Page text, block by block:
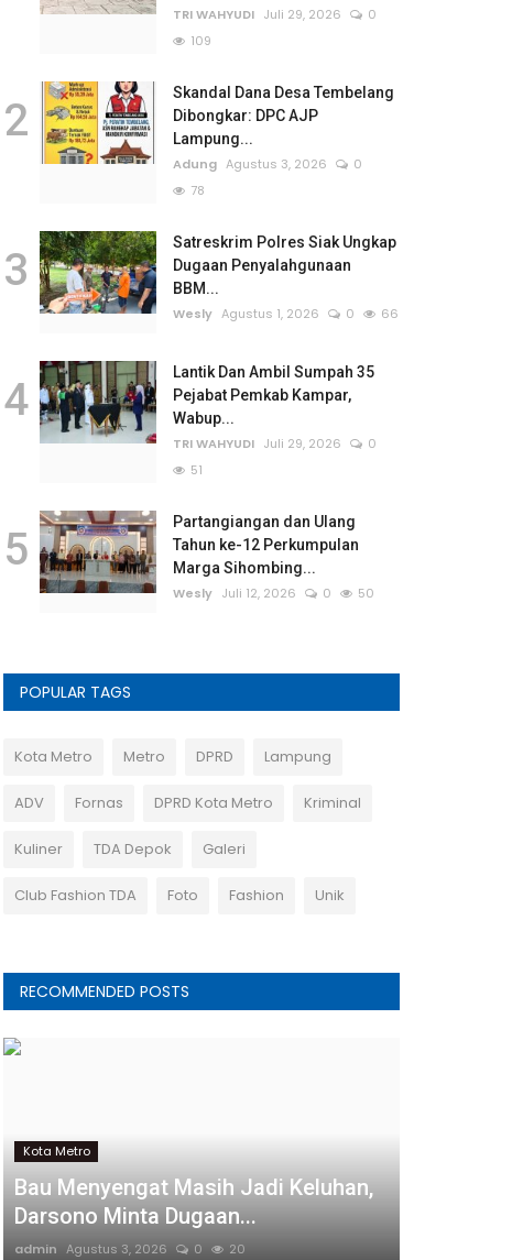
TRI WAHYUDI Juli 29, 2026
0
109
2
Skandal Dana Desa Tembelang
Dibongkar: DPC AJP
Lampung...
Adung Agustus 3, 2026
0
78
3
Satreskrim Polres Siak Ungkap
Dugaan Penyalahgunaan
BBM...
Wesly Agustus 1, 2026 0 66
4
Lantik Dan Ambil Sumpah 35
Pejabat Pemkab Kampar,
Wabup...
TRI WAHYUDI Juli 29, 2026
0
51
5
Partangiangan dan Ulang
Tahun ke-12 Perkumpulan
Marga Sihombing...
Wesly Juli 12, 2026 0 50
POPULAR TAGS
Kota Metro Metro DPRD Lampung
ADV Fornas DPRD Kota Metro Kriminal
Kuliner TDA Depok Galeri
Club Fashion TDA Foto Fashion Unik
RECOMMENDED POSTS
Kota Metro
Bau Menyengat Masih Jadi Keluhan,
Darsono Minta Dugaan...
admin Agustus 3, 2026 0 20